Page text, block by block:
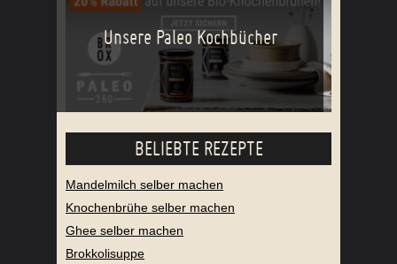
Unsere Paleo Kochbücher
BELIEBTE REZEPTE
Mandelmilch selber machen
Knochenbrühe selber machen
Ghee selber machen
Brokkolisuppe